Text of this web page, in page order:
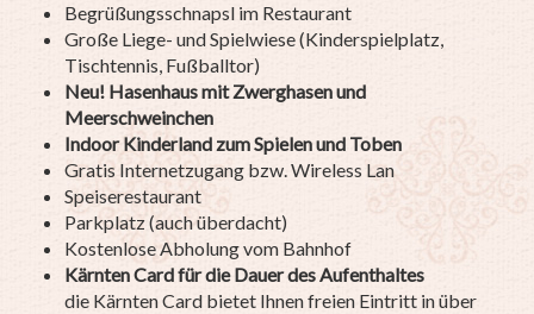
Begrüßungsschnapsl im Restaurant
Große Liege- und Spielwiese (Kinderspielplatz,
Tischtennis, Fußballtor)
Neu! Hasenhaus mit Zwerghasen und
Meerschweinchen
Indoor Kinderland zum Spielen und Toben
Gratis Internetzugang bzw. Wireless Lan
Speiserestaurant
Parkplatz (auch überdacht)
Kostenlose Abholung vom Bahnhof
Kärnten Card für die Dauer des Aufenthaltes
die Kärnten Card bietet Ihnen freien Eintritt in über